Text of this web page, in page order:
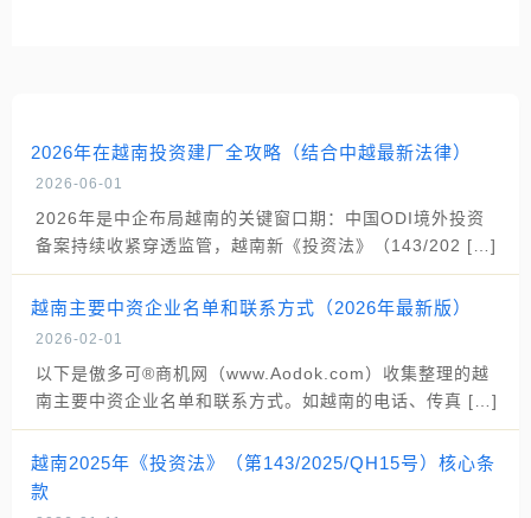
2026年在越南投资建厂全攻略（结合中越最新法律）
2026-06-01
2026年是中企布局越南的关键窗口期：中国ODI境外投资
备案持续收紧穿透监管，越南新《投资法》（143/202 […]
越南主要中资企业名单和联系方式（2026年最新版）
2026-02-01
以下是傲多可®商机网（www.Aodok.com）收集整理的越
南主要中资企业名单和联系方式。如越南的电话、传真 […]
越南2025年《投资法》（第143/2025/QH15号）核心条
款